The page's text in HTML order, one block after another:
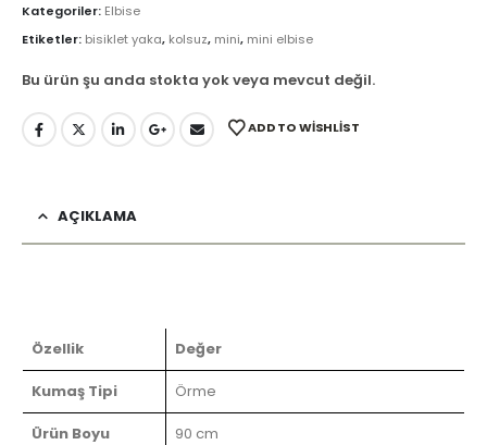
Kategoriler: Elbise
Etiketler: bisiklet yaka, kolsuz, mini, mini elbise
Bu ürün şu anda stokta yok veya mevcut değil.
ADD TO WISHLIST
AÇIKLAMA
Özellik Değer
Kumaş Tipi Örme
Ürün Boyu 90 cm